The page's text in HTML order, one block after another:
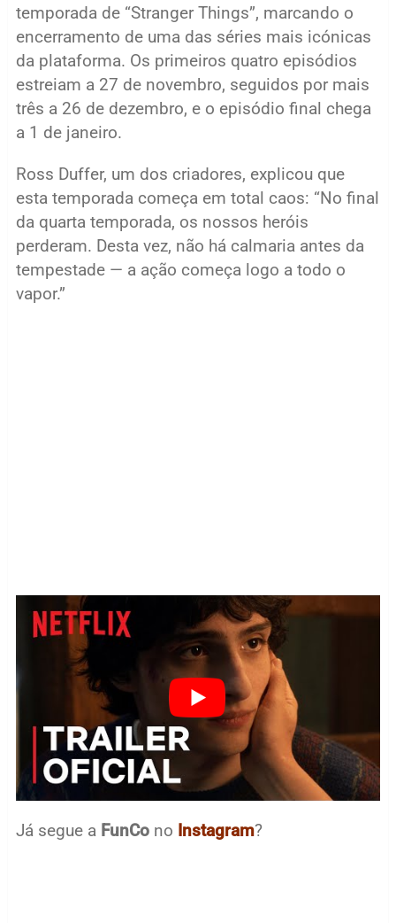
temporada de “Stranger Things”, marcando o
encerramento de uma das séries mais icónicas
da plataforma. Os primeiros quatro episódios
estreiam a 27 de novembro, seguidos por mais
três a 26 de dezembro, e o episódio final chega
a 1 de janeiro.
Ross Duffer, um dos criadores, explicou que
esta temporada começa em total caos: “No final
da quarta temporada, os nossos heróis
perderam. Desta vez, não há calmaria antes da
tempestade — a ação começa logo a todo o
vapor.”
Já segue a FunCono Instagram?